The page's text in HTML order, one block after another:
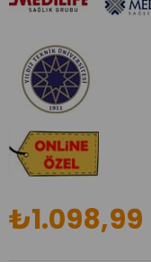
₺1.098,99